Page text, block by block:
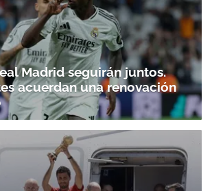
Madrid seguirán juntos.
acuerdan una renovación